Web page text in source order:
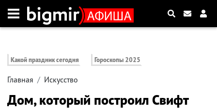
Какой праздник сегодня Гороскопы 2025
Главная Искусство
Дом, который построил Свифт